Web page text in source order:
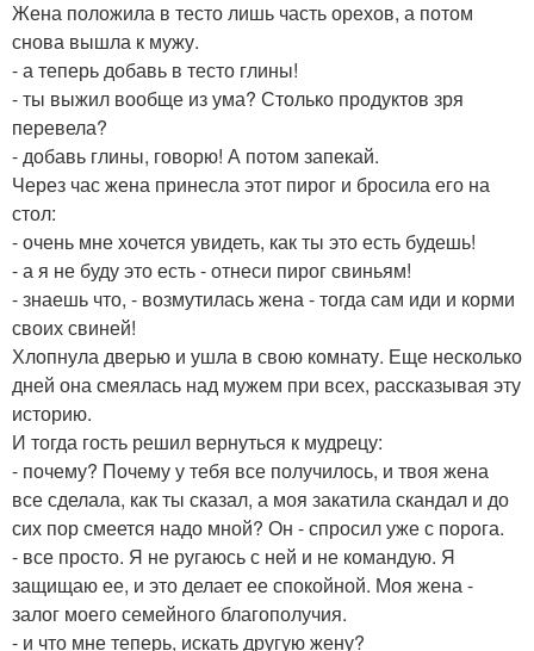
Жена положила в тесто лишь часть орехов, а потом
снова вышла к мужу.
- а теперь добавь в тесто глины!
- ты выжил вообще из ума? Столько продуктов зря
перевела?
- добавь глины, говорю! А потом запекай.
Через час жена принесла этот пирог и бросила его на
стол:
- очень мне хочется увидеть, как ты это есть будешь!
- а я не буду это есть - отнеси пирог свиньям!
- знаешь что, - возмутилась жена - тогда сам иди и корми
своих свиней!
Хлопнула дверью и ушла в свою комнату. Еще несколько
дней она смеялась над мужем при всех, рассказывая эту
историю.
И тогда гость решил вернуться к мудрецу:
- почему? Почему у тебя все получилось, и твоя жена
все сделала, как ты сказал, а моя закатила скандал и до
сих пор смеется надо мной? Он - спросил уже с порога.
- все просто. Я не ругаюсь с ней и не командую. Я
защищаю ее, и это делает ее спокойной. Моя жена -
залог моего семейного благополучия.
- и что мне теперь, искать другую жену?